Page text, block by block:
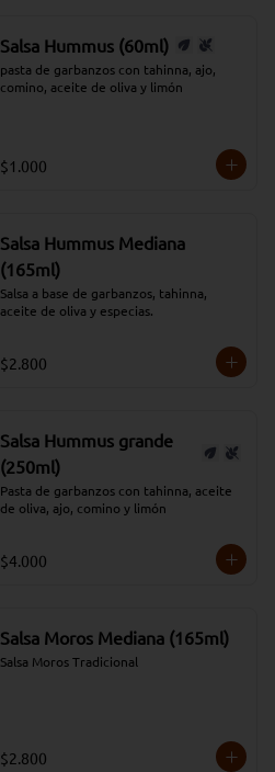
Salsa Hummus (60ml)
pasta de garbanzos con tahinna, ajo,
comino, aceite de oliva y limón
$1.000
Salsa Hummus Mediana
(165ml)
Salsa a base de garbanzos, tahinna,
aceite de oliva y especias.
$2.800
Salsa Hummus grande
(250ml)
Pasta de garbanzos con tahinna, aceite
de oliva, ajo, comino y limón
$4.000
Salsa Moros Mediana (165ml)
Salsa Moros Tradicional
$2.800